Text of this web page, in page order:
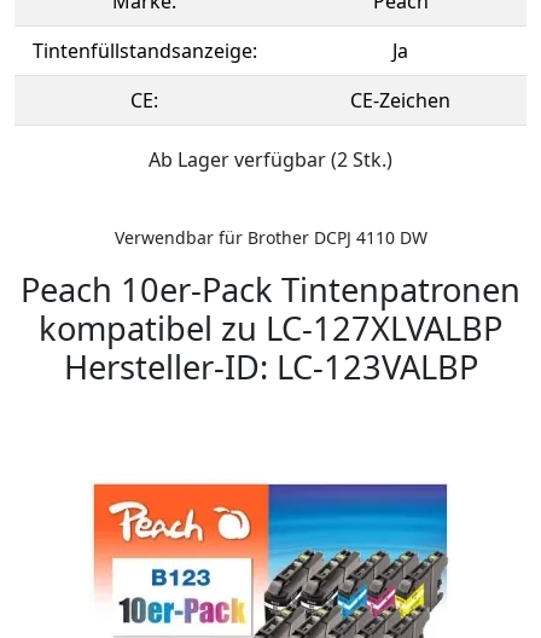
Tintenfüllstandsanzeige:
Ja
CE:
CE-Zeichen
Ab Lager verfügbar (2 Stk.)
Verwendbar für Brother DCPJ 4110 DW
Peach 10er-Pack Tintenpatronen
kompatibel zu LC-127XLVALBP
Hersteller-ID: LC-123VALBP